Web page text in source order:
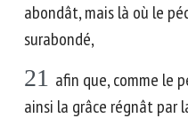
abondât, mais là où le
surabondé,
21 afin que, comme le
ainsi la grâce régnât par